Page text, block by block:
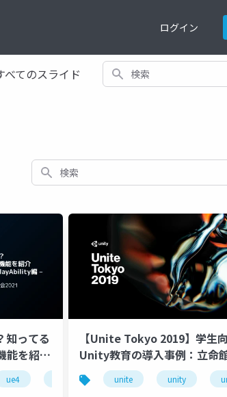
ログイン
べてのスライド 検索
検索
知ってる
能を紹介
ue4 unreal engine 4 historia
【Unite Tokyo 2019】学生
Unity教育の導入事例：立命
学映像学部におけるゲーム制
学事例
unite unity